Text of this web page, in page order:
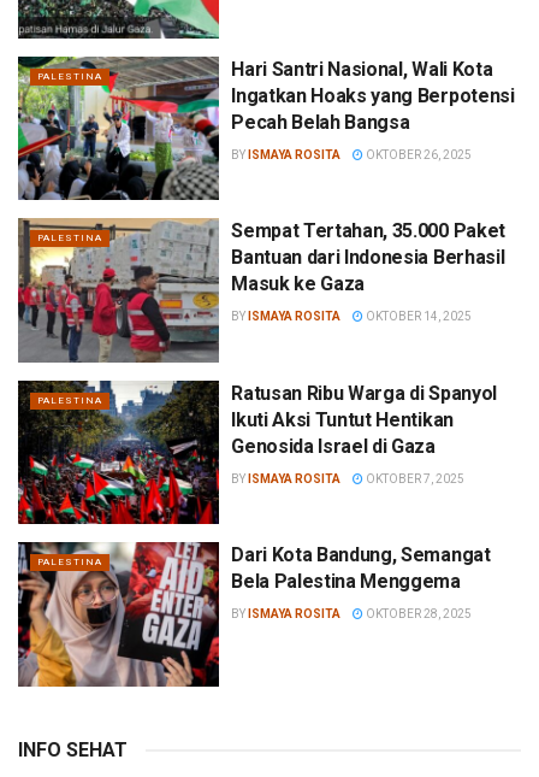
PALESTINA
Hari Santri Nasional, Wali Kota
Ingatkan Hoaks yang Berpotensi
Pecah Belah Bangsa
BY ISMAYA ROSITA OKTOBER 26, 2025
PALESTINA
Sempat Tertahan, 35.000 Paket
Bantuan dari Indonesia Berhasil
Masuk ke Gaza
BY ISMAYA ROSITA OKTOBER 14, 2025
PALESTINA
Ratusan Ribu Warga di Spanyol
Ikuti Aksi Tuntut Hentikan
Genosida Israel di Gaza
BY ISMAYA ROSITA OKTOBER 7, 2025
PALESTINA
Dari Kota Bandung, Semangat
Bela Palestina Menggema
BY ISMAYA ROSITA OKTOBER 28, 2025
INFO SEHAT